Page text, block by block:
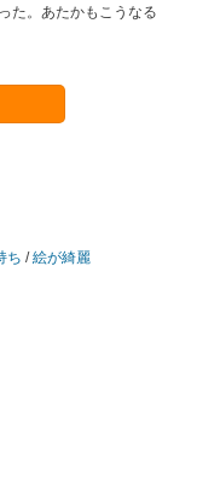
た。あたかもこうなる
ち /絵が綺麗